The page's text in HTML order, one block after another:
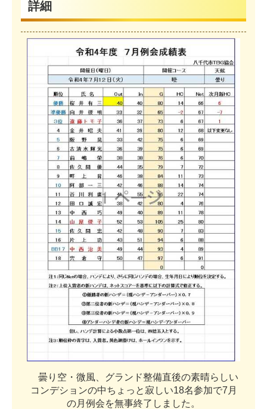
詳細
曇 り 空 ・ 微風 グラ ン ド整備直後の素晴ら しい
コ ンデシ ョ ンの中ち ょ っ と 寂 しい18名参加で7 月
の月 例会を無事終了 し ま した 。